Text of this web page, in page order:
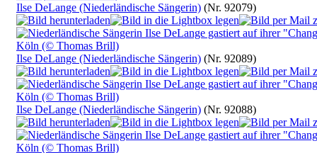
Ilse DeLange (Niederländische Sängerin) (Nr. 92079)
Ilse DeLange (Niederländische Sängerin) (Nr. 92089)
Ilse DeLange (Niederländische Sängerin) (Nr. 92088)